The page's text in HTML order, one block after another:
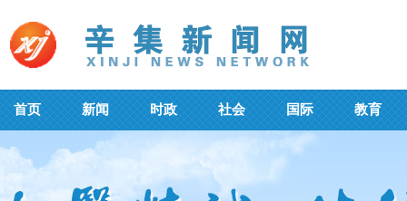
首页 新闻 时政 社会 国际 教育